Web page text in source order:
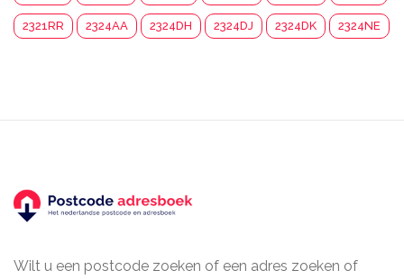
2321RR 2324AA 2324DH 2324DJ 2324DK 2324NE
Wilt u een postcode zoeken of een adres zoeken of